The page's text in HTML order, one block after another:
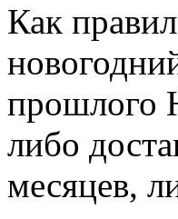
Как
прошлого
либо
месяцев,